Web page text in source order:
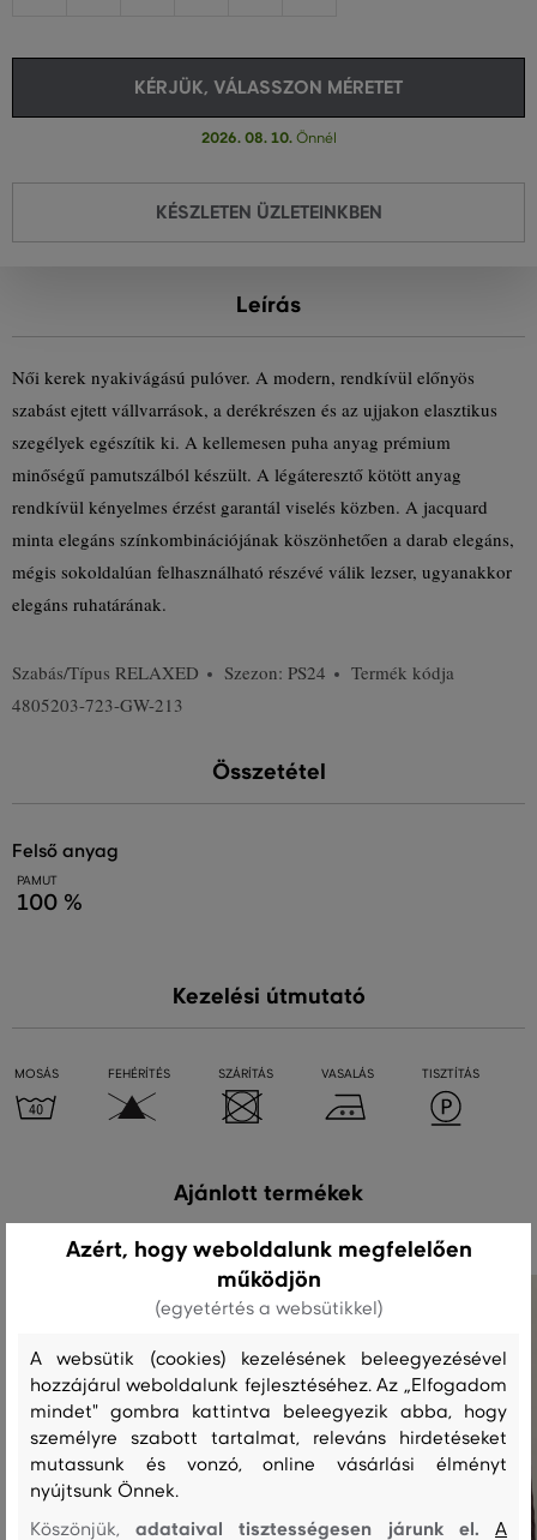
KÉRJÜK, VÁLASSZON MÉRETET
2026. 08. 10.Önnél
KÉSZLETEN ÜZLETEINKBEN
Leírás
Női kerek nyakivágású pulóver. A modern, rendkívül előnyös
szabást ejtett vállvarrások, a derékrészen és az ujjakon elasztikus
szegélyek egészítik ki. A kellemesen puha anyag prémium
minőségű pamutszálból készült. A légáteresztő kötött anyag
rendkívül kényelmes érzést garantál viselés közben. A jacquard
minta elegáns színkombinációjának köszönhetően a darab elegáns,
mégis sokoldalúan felhasználható részévé válik lezser, ugyanakkor
elegáns ruhatárának.
Szabás/Típus RELAXED Szezon: PS24
Termék kódja
4805203-723-GW-213
Összetétel
felső anyag
PAMUT
100 %
Kezelési útmutató
MOSÁS FEHÉRÍTÉS SZÁRÍTÁS VASALÁS TISZTÍTÁS
Ajánlott termékek
Azért, hogy weboldalunk megfelelően
működjön
(egyetértés a websütikkel)
A websütik (cookies) kezelésének beleegyezésével
hozzájárul weboldalunk fejlesztéséhez. Az „Elfogadom
mindet" gombra kattintva beleegyezik abba, hogy
személyre szabott tartalmat, releváns hirdetéseket
mutassunk és vonzó, online vásárlási élményt
nyújtsunk Önnek.
Köszönjük,adataival tisztességesen járunk el.A